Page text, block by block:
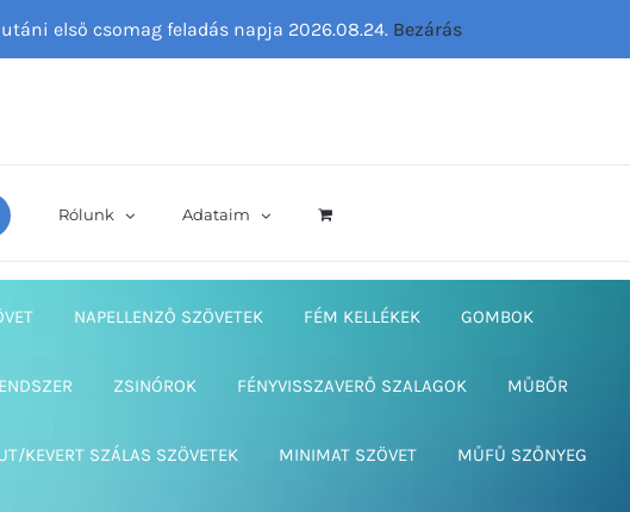
Rólunk Adataim
NAPELLENZŐ SZÖVETEK FÉM KELLÉKEK GOMBOK
ZSINÓROK FÉNYVISSZAVERŐ SZALAGOK MŰBŐR
KEVERT SZÁLAS SZÖVETEK MINIMAT SZÖVET MŰFŰ SZŐNYEG
első csomag feladás napja 2026.08.24. Bezárás